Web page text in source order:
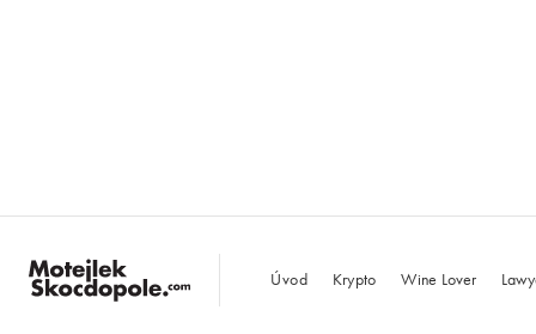
Úvod Krypto Wine Lover